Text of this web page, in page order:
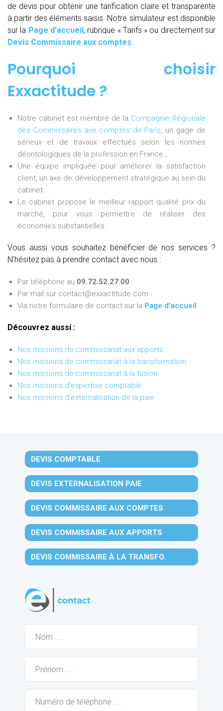
de devis pour obtenir une tarification claire et transparente
à partir des éléments saisis. Notre simulateur est disponible
sur la Page d’accueil, rubrique « Tarifs » ou directement sur
Devis Commissaire aux comptes.
Pourquoi choisir
Exxactitude ?
Notre cabinet est membre de la Compagnie Régionale
des Commissaires aux comptes de Paris, un gage de
sérieux et de travaux effectués selon les normes
déontologiques de la profession en France ;
Une équipe impliquée pour améliorer la satisfaction
client, un axe de développement stratégique au sein du
cabinet.
Le cabinet propose le meilleur rapport qualité prix du
marché, pour vous permettre de réaliser des
économies substantielles.
Vous aussi vous souhaitez bénéficier de nos services ?
N’hésitez pas à prendre contact avec nous :
Par téléphone au 09.72.52.27.00
Par mail sur contact@exxactitude.com
Via notre formulaire de contact sur la Page d’accueil
Découvrez aussi :
Nos missions de commissariat aux apports
Nos missions de commissariat à la transformation
Nos missions de commissariat à la fusion
Nos missions d'expertise comptable
Nos missions d'externalisation de la paie
DEVIS COMPTABLE
DEVIS EXTERNALISATION PAIE
DEVIS COMMISSAIRE AUX COMPTES
DEVIS COMMISSAIRE AUX APPORTS
DEVIS COMMISSAIRE À LA TRANSFO.